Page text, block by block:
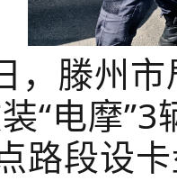
，滕州
“电摩
路段设